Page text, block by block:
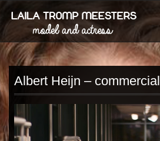
Albert Heijn – commercial